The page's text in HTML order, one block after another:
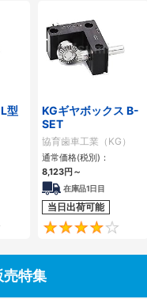
型
0
KGギヤボックス B-
SET
協育歯車工業（KG）
通常価格(税別)：
8,123円～
在庫品1日目
当日出荷可能
売特集